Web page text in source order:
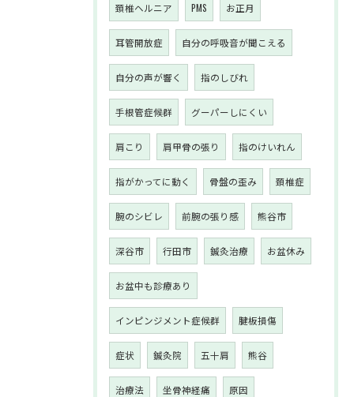
頚椎ヘルニア PMS お正月
耳管開放症 自分の呼吸音が聞こえる
自分の声が響く 指のしびれ
手根管症候群 グーパーしにくい
肩こり 肩甲骨の張り 指のけいれん
指がかってに動く 骨盤の歪み 頚椎症
腕のシビレ 前腕の張り感 熊谷市
深谷市 行田市 鍼灸治療 お盆休み
お盆中も診療あり
インピンジメント症候群 腱板損傷
症状 鍼灸院 五十肩 熊谷
治療法 坐骨神経痛 原因